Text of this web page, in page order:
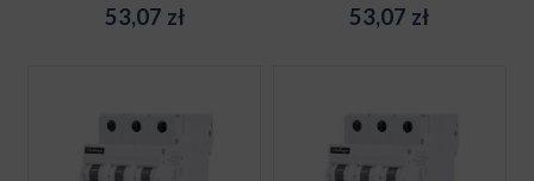
53,07 zł 53,07 zł